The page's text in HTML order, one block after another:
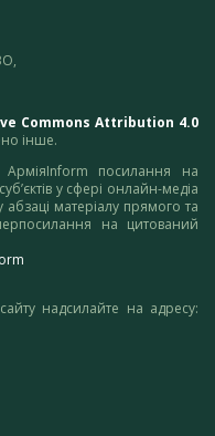
Commons Attribution 4.0
інше.
АрміяInform посилання на
у сфері онлайн-медіа
матеріалу прямого та
на цитований
надсилайте на адресу: